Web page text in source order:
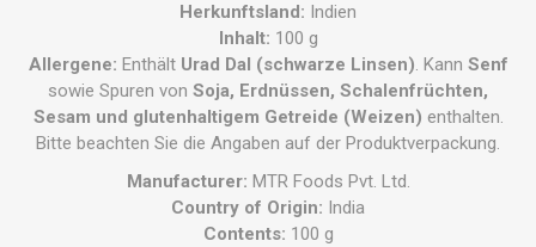
Herkunftsland: Indien
Inhalt: 100 g
Allergene: Enthält Urad Dal (schwarze Linsen). Kann Senf
sowie Spuren von Soja, Erdnüssen, Schalenfrüchten,
Sesam und glutenhaltigem Getreide (Weizen) enthalten.
Bitte beachten Sie die Angaben auf der Produktverpackung.
Manufacturer: MTR Foods Pvt. Ltd.
Country of Origin: India
Contents: 100 g